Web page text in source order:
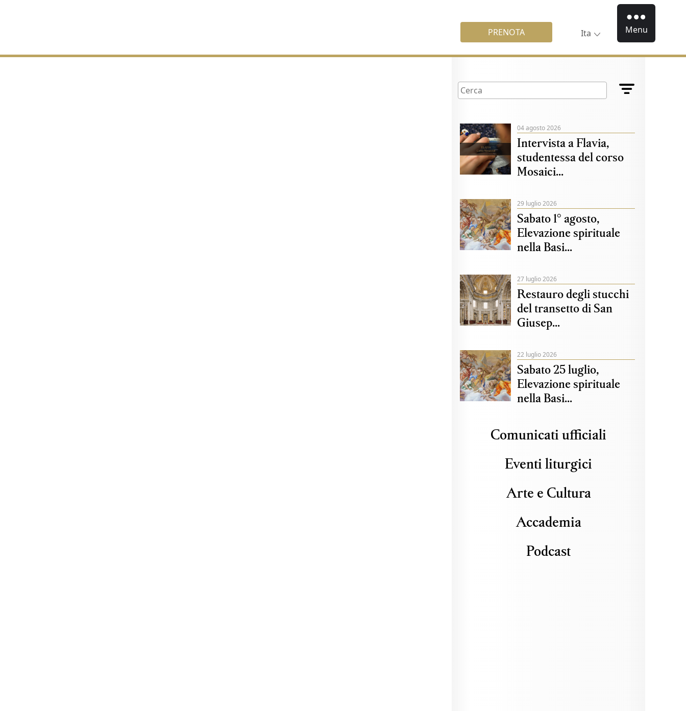
PRENOTA Ita Menu
04 agosto 2026
Intervista a Flavia,
studentessa del corso
Mosaici...
29 luglio 2026
Sabato 1° agosto,
Elevazione spirituale
nella Basi...
27 luglio 2026
Restauro degli stucchi
del transetto di San
Giusep...
22 luglio 2026
Sabato 25 luglio,
Elevazione spirituale
nella Basi...
Comunicati ufficiali
Eventi liturgici
Arte e Cultura
Accademia
Podcast